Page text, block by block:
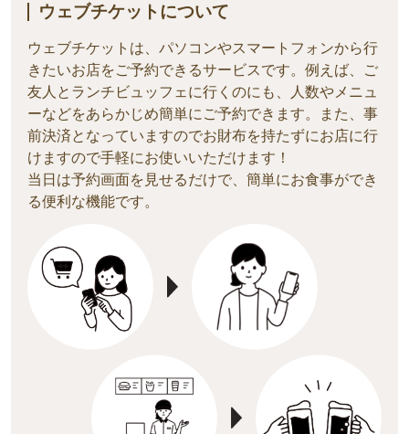
ウェブチケットについて
ウェブチケットは、パソコンやスマートフォンから行
きたいお店をご予約できるサービスです。例えば、ご
友人とランチビュッフェに行くのにも、人数やメニ ュ
ーなどをあらかじめ簡単にご予約できます。また、事
前決済となっていますのでお財布を持たずにお店に行
けますので手軽にお使いいただけます！
当日は予約画面を見せるだけで、簡単にお食事ができ
る便利な機能です。